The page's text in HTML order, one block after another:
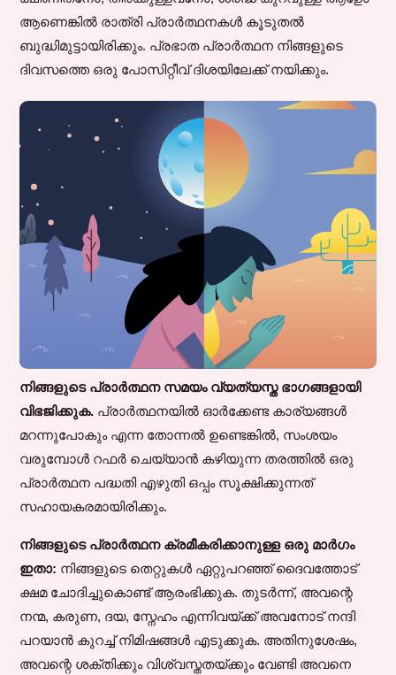
ആണെങ്കിൽ രാത്രി പ്രാർത്ഥനകൾ കൂടുതൽ
ബുദ്ധിമുട്ടായിരിക്കും. പ്രഭാത പ്രാർത്ഥന നിങ്ങളുടെ
ദിവസത്തെ ഒരു പോസിറ്റീവ് ദിശയിലേക്ക് നയിക്കും.
നിങ്ങളുടെ പ്രാർത്ഥന സമയം വ്യത്യസ്ത ഭാഗങ്ങളായി
വിഭജിക്കുക. പ്രാർത്ഥനയിൽ ഓർക്കേണ്ട കാര്യങ്ങൾ
മറന്നുപോകും എന്ന തോന്നൽ ഉണ്ടെങ്കിൽ, സംശയം
വരുമ്പോൾ റഫർ ചെയ്യാൻ കഴിയുന്ന തരത്തിൽ ഒരു
പ്രാർത്ഥന പദ്ധതി എഴുതി ഒപ്പം സൂക്ഷിക്കുന്നത്
സഹായകരമായിരിക്കും.
നിങ്ങളുടെ പ്രാർത്ഥന ക്രമീകരിക്കാനുള്ള ഒരു മാർഗം
ഇതാ: നിങ്ങളുടെ തെറ്റുകൾ ഏറ്റുപറഞ്ഞ് ദൈവത്തോട്
ക്ഷമ ചോദിച്ചുകൊണ്ട് ആരംഭിക്കുക. തുടർന്ന്, അവന്റെ
നന്മ, കരുണ, ദയ, സ്നേഹം എന്നിവയ്ക്ക് അവനോട് നന്ദി
പറയാൻ കുറച്ച് നിമിഷങ്ങൾ എടുക്കുക. അതിനുശേഷം,
അവന്റെ ശക്തിക്കും വിശ്വസ്തതയ്ക്കും വേണ്ടി അവനെ